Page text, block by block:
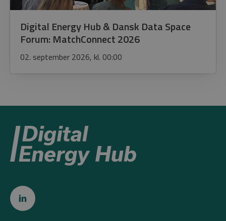
Digital Energy Hub & Dansk Data Space
Forum: MatchConnect 2026
02. september 2026, kl. 00:00